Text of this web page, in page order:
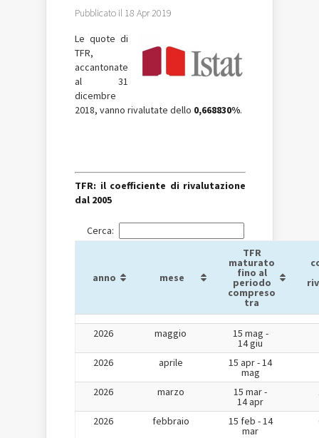
Pubblicato il 18 Apr 2019
Le quote di
TFR,
accantonate
al 31
dicembre
2018, vanno rivalutate dello 0,668830%.
TFR: il coefficiente di rivalutazione
dal 2005
Cerca:
anno mese
TFR
maturato
fino al
periodo
compreso
tra
2026 maggio 15 mag -
14 giu
2026 aprile 15 apr - 14
mag
2026 marzo 15 mar -
14 apr
2026 febbraio 15 feb - 14
mar